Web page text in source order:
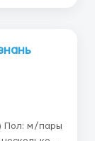
Пол: м/пары